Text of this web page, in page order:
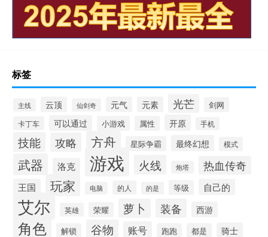
标签
主线 云顶 仙剑奇 元气 元素 光芒 剑网
卡丁车 可以通过 小游戏 属性 开原 手机
技能 攻略 方舟 星际争霸 最终幻想 模式
武器 洛克 游戏 火线 炮塔 热血传奇
王国 玩家 电脑 的人 的是 等级 自己的
艾尔 英雄 荣耀 萝卜 装备 西游
角色 解锁 谷物 账号 跑跑 都是 骑士